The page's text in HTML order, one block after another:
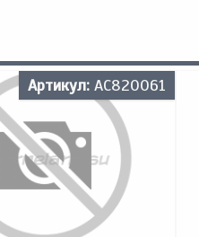
Артикул: AC820061